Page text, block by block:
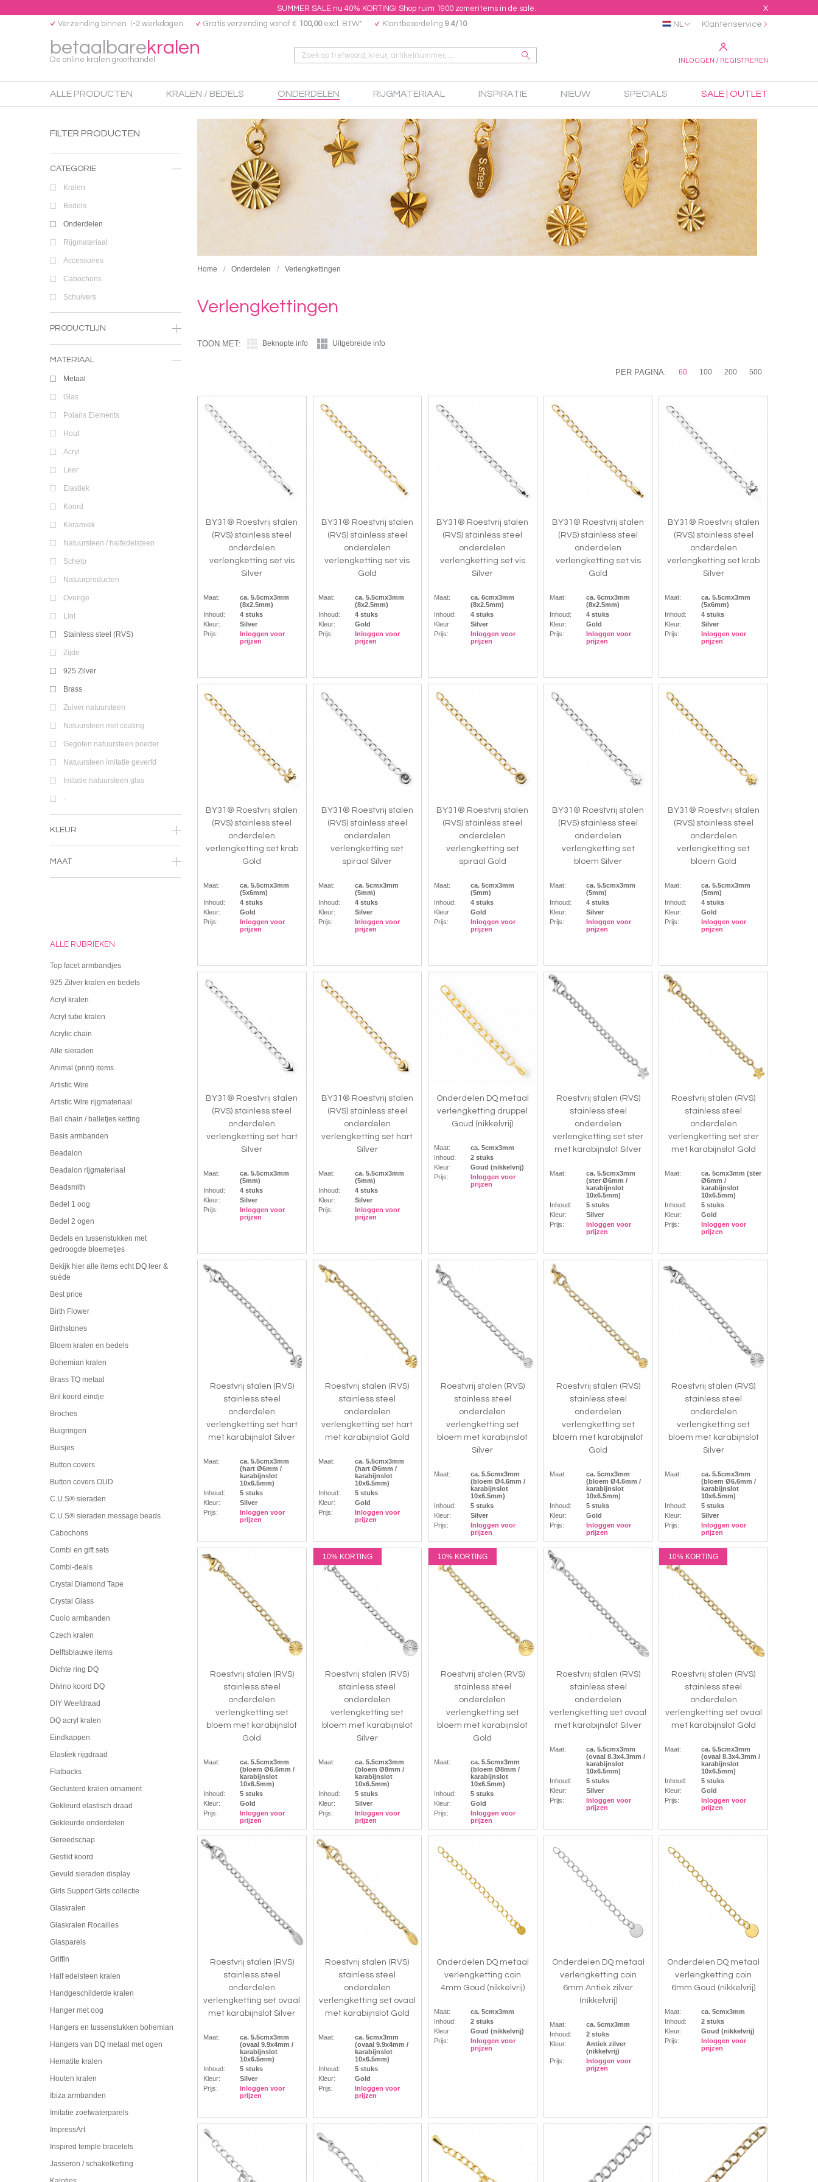
SUMMER SALE nu 40% KORTING! Shop ruim 1900 zomeritems in de sale. X
betaalbarekralen
De online kralen groothandel
Verzending binnen 1-2 werkdagen Gratis verzending vanaf € 100,00excl. BTW* Klantbeoordeling 9.4/10
INLOGGEN / REGISTREREN
NL Klantenservice
ALLE PRODUCTEN KRALEN / BEDELS ONDERDELEN RIJGMATERIAAL INSPIRATIE NIEUW SPECIALS SALE | OUTLET
FILTER PRODUCTEN
CATEGORIE
Kralen
Bedels
Onderdelen
Rijgmateriaal
Accessoires
Cabochons
Schuivers
PRODUCTLIJN
MATERIAAL
Metaal
Glas
Polaris Elements
Hout
Acryl
Leer
Elastiek
Koord
Keramiek
Natuursteen / halfedelsteen
Schelp
Natuurproducten
Overige
Lint
Stainless steel (RVS)
Zijde
925 Zilver
Brass
Zuiver natuursteen
Natuursteen met coating
Gegoten natuursteen poeder
Natuursteen imitatie geverfd
Imitatie natuursteen glas
-
KLEUR
MAAT
ALLE RUBRIEKEN
Top facet armbandjes
925 Zilver kralen en bedels
Acryl kralen
Acryl tube kralen
Acrylic chain
Alle sieraden
Animal (print) items
Artistic Wire
Artistic Wire rijgmateriaal
Ball chain / balletjes ketting
Basis armbanden
Beadalon
Beadalon rijgmateriaal
Beadsmith
Bedel 1 oog
Bedel 2 ogen
Bedels en tussenstukken met
gedroogde bloemetjes
Bekijk hier alle items echt DQ leer &
suède
Best price
Birth Flower
Birthstones
Bloem kralen en bedels
Bohemian kralen
Brass TQ metaal
Bril koord eindje
Broches
Buigringen
Buisjes
Button covers
Button covers OUD
C.U.S® sieraden
C.U.S® sieraden message beads
Cabochons
Combi en gift sets
Combi-deals
Crystal Diamond Tape
Crystal Glass
Cuoio armbanden
Czech kralen
Delftsblauwe items
Dichte ring DQ
Divino koord DQ
DIY Weefdraad
DQ acryl kralen
Eindkappen
Elastiek rijgdraad
Flatbacks
Geclusterd kralen ornament
Gekleurd elastisch draad
Gekleurde onderdelen
Gereedschap
Gestikt koord
Gevuld sieraden display
Girls Support Girls collectie
Glaskralen
Glaskralen Rocailles
Glasparels
Griffin
Half edelsteen kralen
Handgeschilderde kralen
Hanger met oog
Hangers en tussenstukken bohemian
Hangers van DQ metaal met ogen
Hematite kralen
Houten kralen
Ibiza armbanden
Imitatie zoetwaterparels
ImpressArt
Inspired temple bracelets
Jasseron / schakelketting
Home Onderdelen Verlengkettingen
Verlengkettingen
TOON MET: Beknopte info Uitgebreide info
PER PAGINA: 60 100 200 500
BY31® Roestvrij stalen
(RVS) stainless steel
onderdelen
verlengketting set vis
Silver
Maat:
ca. 5.5cmx3mm
(8x2.5mm)
Inhoud:
4 stuks
Kleur:
Silver
Prijs:
Inloggen voor
prijzen
BY31® Roestvrij stalen
(RVS) stainless steel
onderdelen
verlengketting set vis
Gold
Maat:
ca. 5.5cmx3mm
(8x2.5mm)
Inhoud:
4 stuks
Kleur:
Gold
Prijs:
Inloggen voor
prijzen
BY31® Roestvrij stalen
(RVS) stainless steel
onderdelen
verlengketting set vis
Silver
Maat:
ca. 6cmx3mm
(8x2.5mm)
Inhoud:
4 stuks
Kleur:
Silver
Prijs:
Inloggen voor
prijzen
BY31® Roestvrij stalen
(RVS) stainless steel
onderdelen
verlengketting set vis
Gold
Maat:
ca. 6cmx3mm
(8x2.5mm)
Inhoud:
4 stuks
Kleur:
Gold
Prijs:
Inloggen voor
prijzen
BY31® Roestvrij stalen
(RVS) stainless steel
onderdelen
verlengketting set krab
Silver
Maat:
ca. 5.5cmx3mm
(5x6mm)
Inhoud:
4 stuks
Kleur:
Silver
Prijs:
Inloggen voor
prijzen
BY31® Roestvrij stalen
(RVS) stainless steel
onderdelen
verlengketting set krab
Gold
Maat:
ca. 5.5cmx3mm
(5x6mm)
Inhoud:
4 stuks
Kleur:
Gold
Prijs:
Inloggen voor
prijzen
BY31® Roestvrij stalen
(RVS) stainless steel
onderdelen
verlengketting set
spiraal Silver
Maat:
ca. 5cmx3mm
(5mm)
Inhoud:
4 stuks
Kleur:
Silver
Prijs:
Inloggen voor
prijzen
BY31® Roestvrij stalen
(RVS) stainless steel
onderdelen
verlengketting set
spiraal Gold
Maat:
ca. 5cmx3mm
(5mm)
Inhoud:
4 stuks
Kleur:
Gold
Prijs:
Inloggen voor
prijzen
BY31® Roestvrij stalen
(RVS) stainless steel
onderdelen
verlengketting set
bloem Silver
Maat:
ca. 5.5cmx3mm
(5mm)
Inhoud:
4 stuks
Kleur:
Silver
Prijs:
Inloggen voor
prijzen
BY31® Roestvrij stalen
(RVS) stainless steel
onderdelen
verlengketting set
bloem Gold
Maat:
ca. 5.5cmx3mm
(5mm)
Inhoud:
4 stuks
Kleur:
Gold
Prijs:
Inloggen voor
prijzen
BY31® Roestvrij stalen
(RVS) stainless steel
onderdelen
verlengketting set hart
Silver
Maat:
ca. 5.5cmx3mm
(5mm)
Inhoud:
4 stuks
Kleur:
Silver
Prijs:
Inloggen voor
prijzen
BY31® Roestvrij stalen
(RVS) stainless steel
onderdelen
verlengketting set hart
Silver
Maat:
ca. 5.5cmx3mm
(5mm)
Inhoud:
4 stuks
Kleur:
Silver
Prijs:
Inloggen voor
prijzen
Onderdelen DQ metaal
verlengketting druppel
Goud (nikkelvrij)
Maat:
ca. 5cmx3mm
Inhoud:
2 stuks
Kleur:
Goud (nikkelvrij)
Prijs:
Inloggen voor
prijzen
Roestvrij stalen (RVS)
stainless steel
onderdelen
verlengketting set ster
met karabijnslot Silver
Maat:
ca. 5.5cmx3mm
(ster Ø6mm /
karabijnslot
10x6.5mm)
Inhoud:
5 stuks
Kleur:
Silver
Prijs:
Inloggen voor
prijzen
Roestvrij stalen (RVS)
stainless steel
onderdelen
verlengketting set ster
met karabijnslot Gold
Maat:
ca. 5cmx3mm (ster
Ø6mm /
karabijnslot
10x6.5mm)
Inhoud:
5 stuks
Kleur:
Gold
Prijs:
Inloggen voor
prijzen
Roestvrij stalen (RVS)
stainless steel
onderdelen
verlengketting set hart
met karabijnslot Silver
Maat:
ca. 5.5cmx3mm
(hart Ø6mm /
karabijnslot
10x6.5mm)
Inhoud:
5 stuks
Kleur:
Silver
Prijs:
Inloggen voor
prijzen
Roestvrij stalen (RVS)
stainless steel
onderdelen
verlengketting set hart
met karabijnslot Gold
Maat:
ca. 5.5cmx3mm
(hart Ø6mm /
karabijnslot
10x6.5mm)
Inhoud:
5 stuks
Kleur:
Gold
Prijs:
Inloggen voor
prijzen
Roestvrij stalen (RVS)
stainless steel
onderdelen
verlengketting set
bloem met karabijnslot
Silver
Maat:
ca. 5.5cmx3mm
(bloem Ø4.6mm /
karabijnslot
10x6.5mm)
Inhoud:
5 stuks
Kleur:
Silver
Prijs:
Inloggen voor
prijzen
Roestvrij stalen (RVS)
stainless steel
onderdelen
verlengketting set
bloem met karabijnslot
Gold
Maat:
ca. 5cmx3mm
(bloem Ø4.6mm /
karabijnslot
10x6.5mm)
Inhoud:
5 stuks
Kleur:
Gold
Prijs:
Inloggen voor
prijzen
Roestvrij stalen (RVS)
stainless steel
onderdelen
verlengketting set
bloem met karabijnslot
Silver
Maat:
ca. 5.5cmx3mm
(bloem Ø6.6mm /
karabijnslot
10x6.5mm)
Inhoud:
5 stuks
Kleur:
Silver
Prijs:
Inloggen voor
prijzen
Roestvrij stalen (RVS)
stainless steel
onderdelen
verlengketting set
bloem met karabijnslot
Gold
Maat:
ca. 5.5cmx3mm
(bloem Ø6.6mm /
karabijnslot
10x6.5mm)
Inhoud:
5 stuks
Kleur:
Gold
Prijs:
Inloggen voor
prijzen
10% KORTING
Roestvrij stalen (RVS)
stainless steel
onderdelen
verlengketting set
bloem met karabijnslot
Silver
Maat:
ca. 5.5cmx3mm
(bloem Ø8mm /
karabijnslot
10x6.5mm)
Inhoud:
5 stuks
Kleur:
Silver
Prijs:
Inloggen voor
prijzen
10% KORTING
Roestvrij stalen (RVS)
stainless steel
onderdelen
verlengketting set
bloem met karabijnslot
Gold
Maat:
ca. 5.5cmx3mm
(bloem Ø8mm /
karabijnslot
10x6.5mm)
Inhoud:
5 stuks
Kleur:
Gold
Prijs:
Inloggen voor
prijzen
Roestvrij stalen (RVS)
stainless steel
onderdelen
verlengketting set ovaal
met karabijnslot Silver
Maat:
ca. 5.5cmx3mm
(ovaal 8.3x4.3mm /
karabijnslot
10x6.5mm)
Inhoud:
5 stuks
Kleur:
Silver
Prijs:
Inloggen voor
prijzen
10% KORTING
Roestvrij stalen (RVS)
stainless steel
onderdelen
verlengketting set ovaal
met karabijnslot Gold
Maat:
ca. 5.5cmx3mm
(ovaal 8.3x4.3mm /
karabijnslot
10x6.5mm)
Inhoud:
5 stuks
Kleur:
Gold
Prijs:
Inloggen voor
prijzen
Roestvrij stalen (RVS)
stainless steel
onderdelen
verlengketting set ovaal
met karabijnslot Silver
Maat:
ca. 5.5cmx3mm
(ovaal 9.9x4mm /
karabijnslot
10x6.5mm)
Inhoud:
5 stuks
Kleur:
Silver
Prijs:
Inloggen voor
prijzen
Roestvrij stalen (RVS)
stainless steel
onderdelen
verlengketting set ovaal
met karabijnslot Gold
Maat:
ca. 5cmx3mm
(ovaal 9.9x4mm /
karabijnslot
10x6.5mm)
Inhoud:
5 stuks
Kleur:
Gold
Prijs:
Inloggen voor
prijzen
Onderdelen DQ metaal
verlengketting coin
4mm Goud (nikkelvrij)
Maat:
ca. 5cmx3mm
Inhoud:
2 stuks
Kleur:
Goud (nikkelvrij)
Prijs:
Inloggen voor
prijzen
Onderdelen DQ metaal
verlengketting coin
6mm Antiek zilver
(nikkelvrij)
Maat:
ca. 5cmx3mm
Inhoud:
2 stuks
Kleur:
Antiek zilver
(nikkelvrij)
Prijs:
Inloggen voor
prijzen
Onderdelen DQ metaal
verlengketting coin
6mm Goud (nikkelvrij)
Maat:
ca. 5cmx3mm
Inhoud:
2 stuks
Kleur:
Goud (nikkelvrij)
Prijs:
Inloggen voor
prijzen